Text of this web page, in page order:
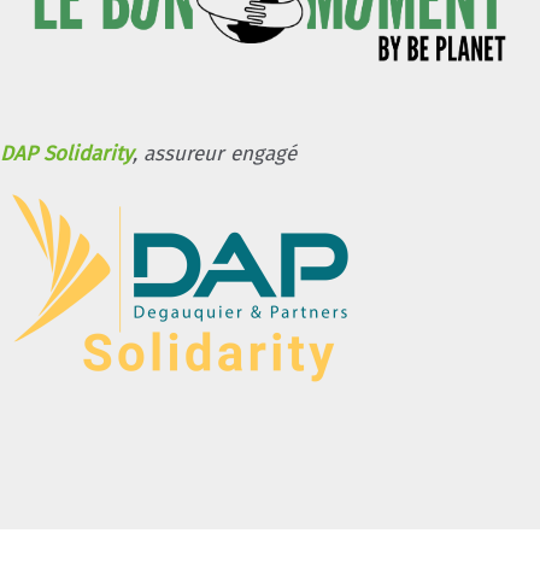
DAP Solidarity, assureur engagé